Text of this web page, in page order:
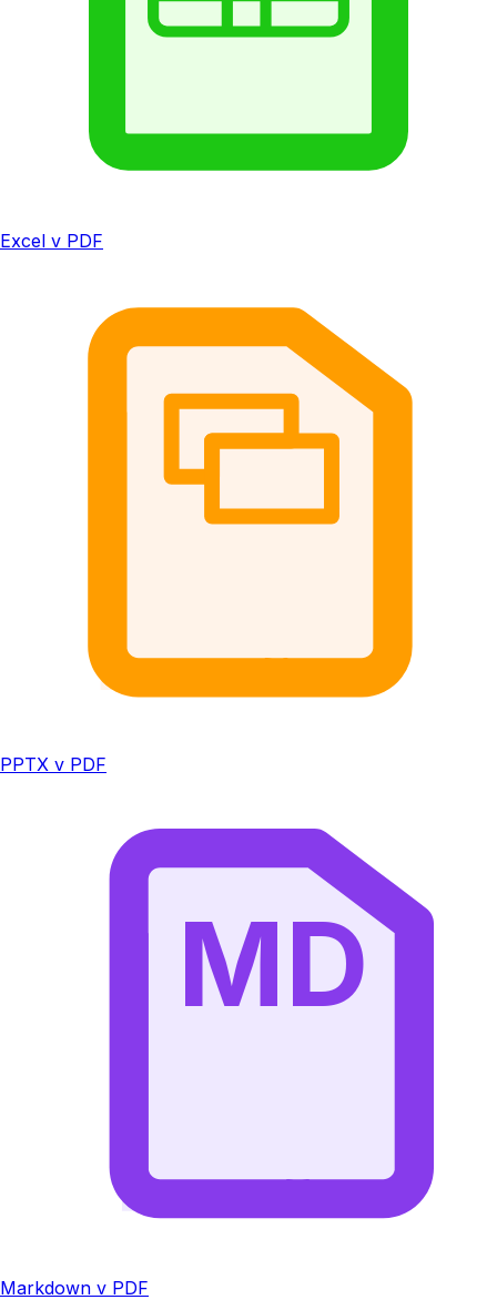
Excel v PDF
PPTX v PDF
MD
Markdown v PDF